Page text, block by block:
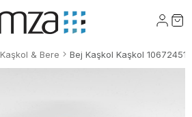
Kaşkol & Bere Bej Kaşkol Kaşkol